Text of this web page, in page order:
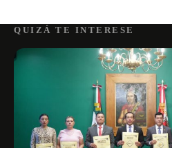
QUIZÁ TE INTERESE